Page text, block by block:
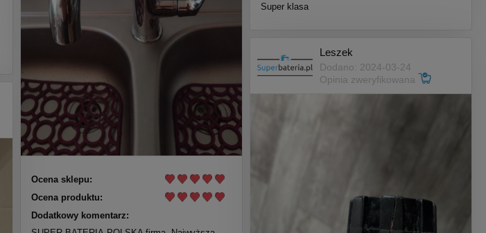
Ocena sklepu:
Ocena produktu:
Dodatkowy komentarz:
Super klasa
Leszek
Dodano: 2024-03-24
Opinia zweryfikowana